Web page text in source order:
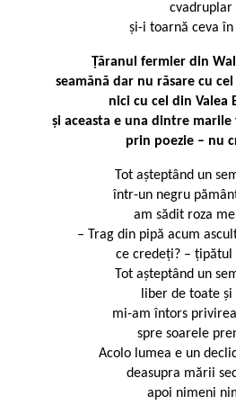
cvadruplar
și-i toarnă ceva în
Țăranul fermier din
seamănă dar nu răsare cu
nici cu cel din Valea
și aceasta e una dintre
prin poezie – nu
Tot așteptând un
într-un negru
am sădit roza
– Trag din pipă acum
ce credeți? – țipătul
Tot așteptând un
liber de toate și
mi-am întors
spre soarele
Acolo lumea e un
deasupra mării
apoi nimeni